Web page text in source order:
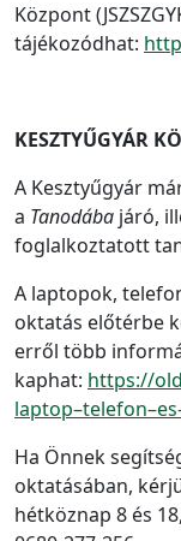
Központ
tájékozódhat:
KESZTYŰGYÁR
A Kesztyűgyár
a Tanodába járó,
foglalkoztatott
A laptopok,
oktatás előtérbe
erről több
kaphat: https://
Ha Önnek
oktatásában,
hétköznap 8 és